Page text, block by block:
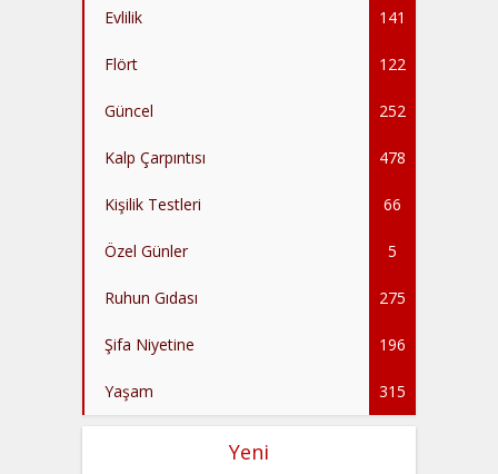
Evlilik 141
Flört 122
Güncel 252
Kalp Çarpıntısı 478
Kişilik Testleri 66
Özel Günler 5
Ruhun Gıdası 275
Şifa Niyetine 196
Yaşam 315
Yeni